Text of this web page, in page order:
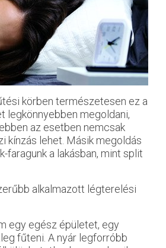
körben természetesen ez a
legkönnyebben megoldani,
az esetben nemcsak
kínzás lehet. Másik megoldás
a lakásban, mint split
alkalmazott légterelési
egy egész épületet, egy
fűteni. A nyár legforróbb